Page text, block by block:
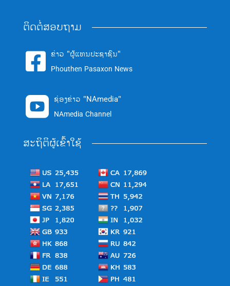
ຕິດຕໍ່ສອບຖາມ
 ຂ່າວ "ຜູ້ແທນປະຊາຊົນ"
Phouthen Pasaxon News
 ຊ່ອງຂ່າວ "NAmedia"
NAmedia Channel
ສະຖິຕິຜູ້ເຂົ້າໃຊ້